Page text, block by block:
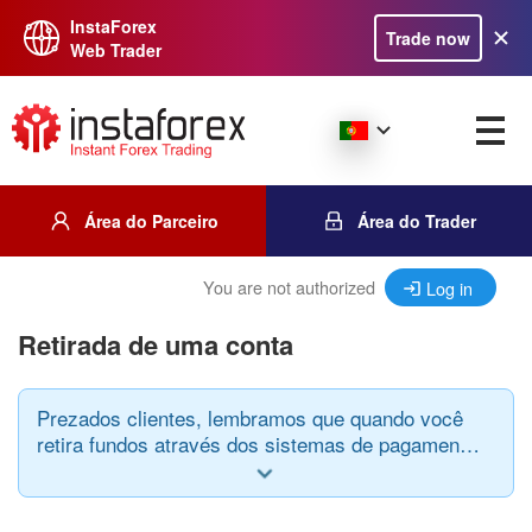
InstaForex
Web Trader
Trade now
Área do Parceiro Área do Trader
You are not authorized Log in
Retirada de uma conta
Prezados clientes, lembramos que quando você
retira fundos através dos sistemas de pagamento,
deve observar a seguinte regra: o sistema de
pagamento, bem como a moeda de depósito e